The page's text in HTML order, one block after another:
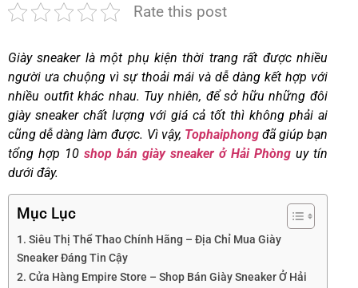
Rate this post
Giày sneaker là một phụ kiện thời trang rất được nhiều
người ưa chuộng vì sự thoải mái và dễ dàng kết hợp với
nhiều outfit khác nhau. Tuy nhiên, để sở hữu những đôi
giày sneaker chất lượng với giá cả tốt thì không phải ai
cũng dễ dàng làm được. Vì vậy, Tophaiphongđã giúp bạn
tổng hợp 10 shop bán giày sneaker ở Hải Phòng uy tín
dưới đây.
Mục Lục
1. Siêu Thị Thể Thao Chính Hãng – Địa Chỉ Mua Giày
Sneaker Đáng Tin Cậy
2. Cửa Hàng Empire Store – Shop Bán Giày Sneaker Ở Hải